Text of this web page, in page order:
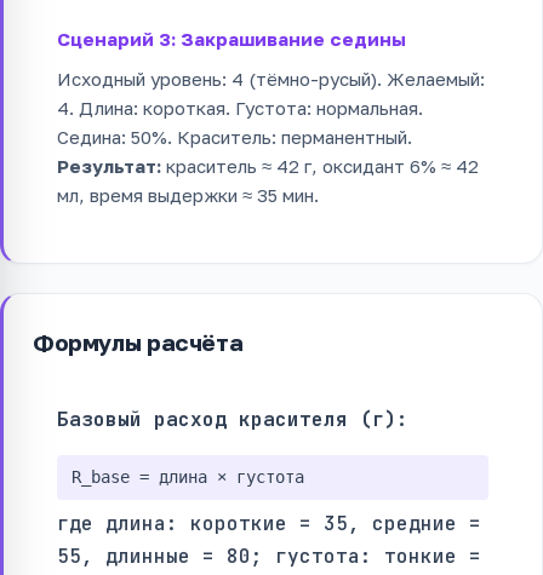
Сценарий 3: Закрашивание седины
Исходный уровень: 4 (тёмно-русый). Желаемый:
4. Длина: короткая. Густота: нормальная.
Седина: 50%. Краситель: перманентный.
Результат: краситель ≈ 42 г, оксидант 6% ≈ 42
мл, время выдержки ≈ 35 мин.
Формулы расчёта
Базовый расход красителя (г):
R_base = длина × густота
где длина: короткие = 35, средние =
55, длинные = 80; густота: тонкие =